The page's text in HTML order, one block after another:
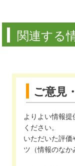
関連する
ご意見
よりよい情報
ください。
いただいた評
ツ（情報のなか